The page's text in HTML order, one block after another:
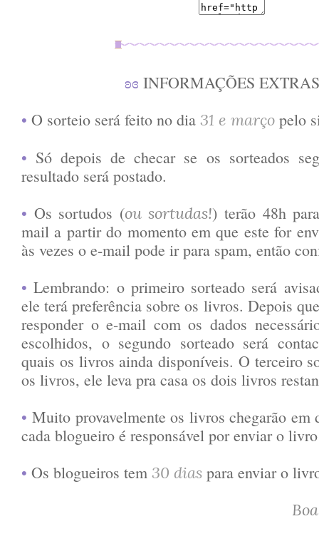
ʚɞ INFORMAÇÕES
• O sorteio será feito no dia 31 e março pelo
• Só depois de checar se os sorteados
resultado será postado.
• Os sortudos (ou sortudas!) terão 48h
mail a partir do momento em que este for
às vezes o e-mail pode ir para spam, então
•Lembrando: o primeiro sorteado será
ele terá preferência sobre os livros. Depois
responder o e-mail com os dados
escolhidos, o segundo sorteado será
quais os livros ainda disponíveis. O terceiro
os livros, ele leva pra casa os dois livros
•Muito provavelmente os livros chegarão em
cada blogueiro é responsável por enviar o
• Os blogueiros tem 30 dias para enviar o